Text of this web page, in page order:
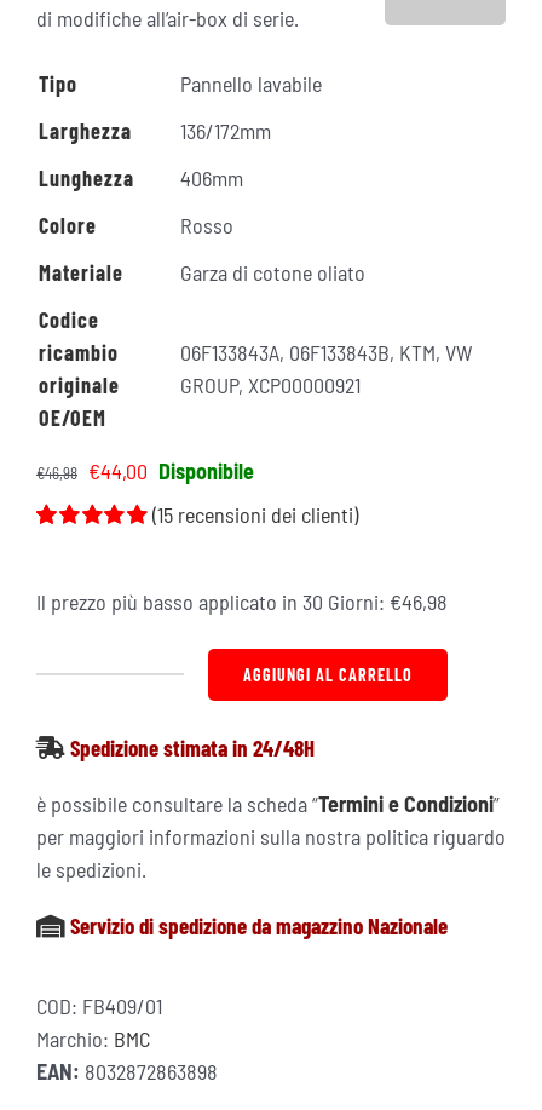
di modifiche all’air-box di serie.
Tipo
Pannello lavabile
Larghezza
136/172mm
Lunghezza
406mm
Colore
Rosso
Materiale
Garza di cotone oliato
Codice
ricambio
originale
OE/OEM
06F133843A, 06F133843B, KTM, VW
GROUP, XCP00000921
€46,98
Il
prezzo
€46,98.
€44,00
prezzo
€44,00.
Disponibile
base di
recensioni
(15recensioni dei clienti)
Il prezzo più basso applicato in 30 Giorni: €46,98
Sportivo
-
FB409/01
quantità
AGGIUNGI AL CARRELLO
Spedizione stimata in 24/48H
è possibile consultare la scheda “Termini e Condizioni”
per maggiori informazioni sulla nostra politica riguardo
le spedizioni.
Servizio di spedizione da magazzino Nazionale
COD: FB409/01
Marchio: BMC
EAN: 8032872863898